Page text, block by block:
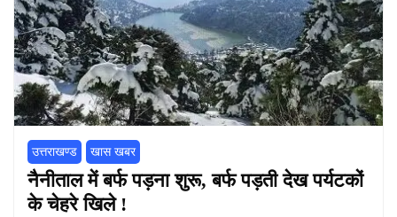
उत्तराखण्ड खास खबर
नैनीताल में बर्फ पड़ना शुरू, बर्फ पड़ती देख पर्यटकों
के चेहरे खिले !